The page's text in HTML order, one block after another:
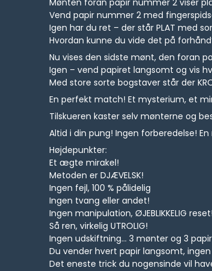
Mønten foran papir nummer 2 viser
Vend papir nummer 2 med
Igen har du ret – der står PLAT med
Hvordan kunne du vide det på
Nu vises den sidste mønt, den foran
Igen – vend papiret langsomt og vis
Med store sorte bogstaver står der
En perfekt match! Et mysterium, et
Tilskueren kaster selv mønterne og
Altid i din pung! Ingen forberedelse!
Højdepunkter:
Et ægte mirakel!
Metoden er DJÆVELSK!
Ingen fejl, 100 % pålidelig
Ingen tvang eller andet!
Ingen manipulation, ØJEBLIKKELIG reset!
Så ren, virkelig UTROLIG!
Ingen udskiftning... 3 mønter og 3
Du vender hvert papir langsomt,
Det eneste trick du nogensinde vil